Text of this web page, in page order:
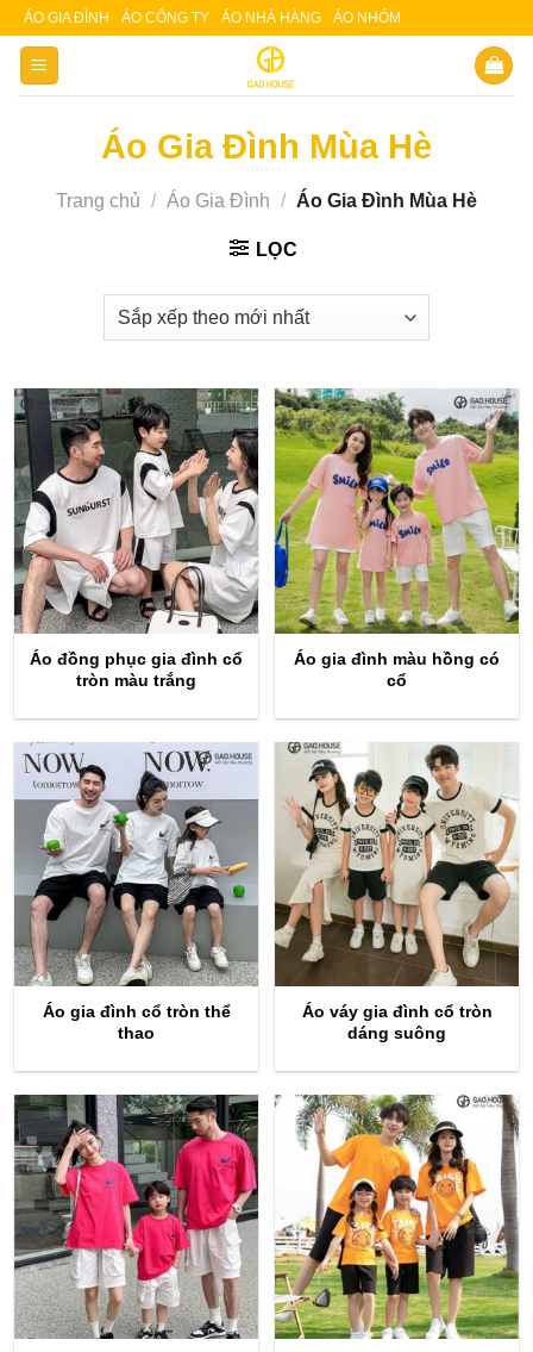
Skip
content
ÁO GIA ĐÌNH ÁO CÔNG TY ÁO NHÀ HÀNG ÁO NHÓM
Áo Gia Đình Mùa Hè
Trang chủ / Áo Gia Đình / Áo Gia Đình Mùa Hè
LỌC
Áo đồng phục gia đình cổ
tròn màu trắng
Áo gia đình màu hồng có
cổ
Áo gia đình cổ tròn thể
thao
Áo váy gia đình cổ tròn
dáng suông